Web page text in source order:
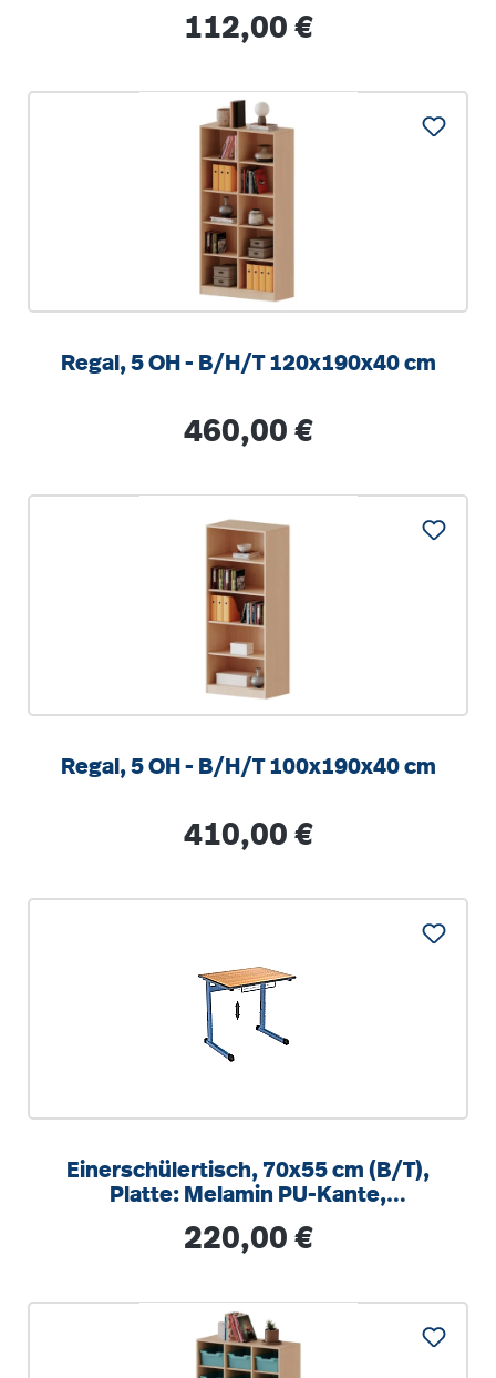
Regulärer Preis:
112,00 €
Regal, 5 OH - B/H/T 120x190x40 cm
Regulärer Preis:
460,00 €
Regal, 5 OH - B/H/T 100x190x40 cm
Regulärer Preis:
410,00 €
Einerschülertisch, 70x55 cm (B/T),
Platte: Melamin PU-Kante,
Regulärer Preis:
220,00 €